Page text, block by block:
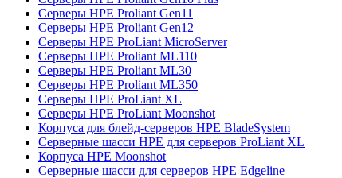
Серверы HPE Proliant Gen11
Серверы HPE Proliant Gen12
Серверы HPE ProLiant MicroServer
Серверы HPE Proliant ML110
Серверы HPE Proliant ML30
Серверы HPE Proliant ML350
Серверы HPE ProLiant XL
Серверы HPE ProLiant Moonshot
Корпуса для блейд-серверов HPE BladeSystem
Серверные шасси HPE для серверов ProLiant XL
Корпуса HPE Moonshot
Серверные шасси для серверов HPE Edgeline